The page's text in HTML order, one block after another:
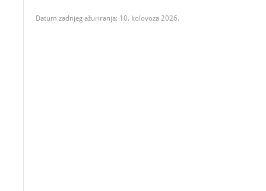
Datum zadnjeg ažuriranja: 10. kolovoza 2026.